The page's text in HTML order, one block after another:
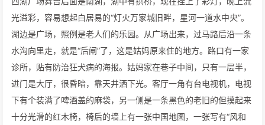
光溢彩，容易想起白居易的“灯火万家城旧畔，星河一道水中央”。
湖边是广场，照例是老人们的乐园。从广场出来，过马路后沿一条
水沟向里走，就是“后闸”了，这是姑妈原来住的地方。路口有一家
诊所，贴有防治狂犬病的海报。姑妈家在巷子中间，只有一层半，
进门是大厅，很昏暗，靠天井洒下光。客厅一角有台电视机，电视
下有个装满了啤酒盖的麻袋，另一侧是一条黑色的老旧的但摸起来
十分光滑的红木椅，椅后的墙上有一张中国地图，一张写有“风和